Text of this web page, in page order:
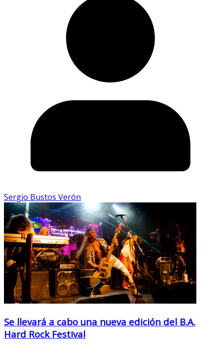
Sergio Bustos Verón
Se llevará a cabo una nueva edición del B.A.
Hard Rock Festival